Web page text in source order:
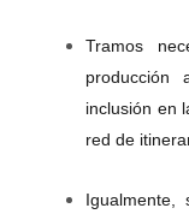
Tramos
producción
inclusión en
red de
Igualmente,